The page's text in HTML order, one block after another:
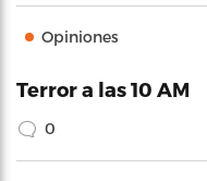
Opiniones
Terror a las 10 AM
0